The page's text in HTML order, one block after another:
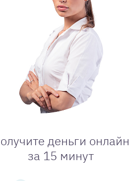
деньги онлайн
за 15 минут